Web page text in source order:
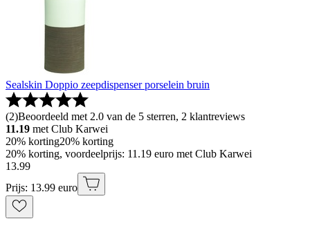
Sealskin Doppio zeepdispenser porselein bruin
(2)Beoordeeld met 2.0 van de 5 sterren, 2 klantreviews
11.19 met Club Karwei
20% korting20% korting
20% korting, voordeelprijs: 11.19 euro met Club Karwei
13.99
Prijs: 13.99 euro